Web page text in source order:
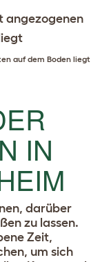
auf dem Boden liegt
IN
darüber
zu lassen.
Zeit,
um sich